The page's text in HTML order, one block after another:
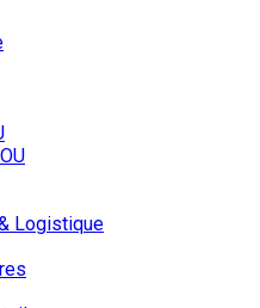
Logistique